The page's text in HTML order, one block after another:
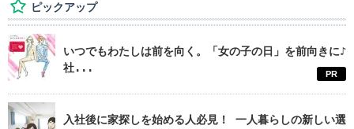
ピックアップ
いつでもわたしは前を向く。「女の子の日」を前向きに♪
社...
PR
入社後に家探しを始める人必見！ 一人暮らしの新しい選